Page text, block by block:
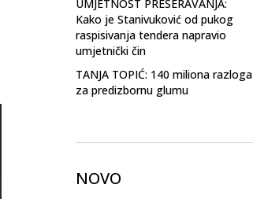
UMJETNOST PRESERAVANJA:
Kako je Stanivuković od pukog
raspisivanja tendera napravio
umjetnički čin
TANJA TOPIĆ: 140 miliona razloga
za predizbornu glumu
NOVO